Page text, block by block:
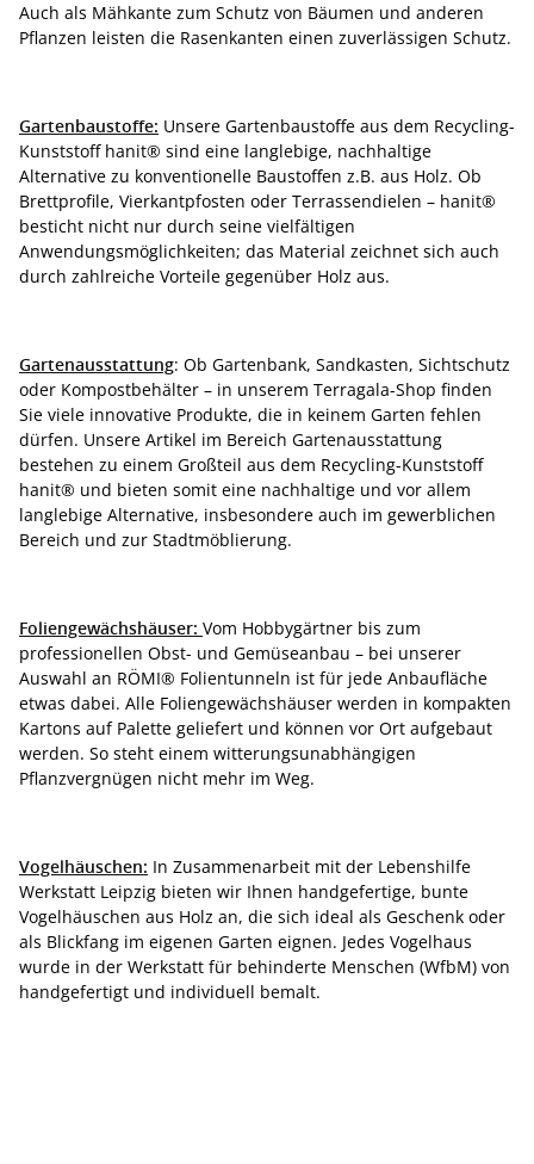
Auch als Mähkante zum Schutz von Bäumen und anderen
Pflanzen leisten die Rasenkanten einen zuverlässigen Schutz.
Gartenbaustoffe: Unsere Gartenbaustoffe aus dem Recycling-
Kunststoff hanit® sind eine langlebige, nachhaltige
Alternative zu konventionelle Baustoffen z.B. aus Holz. Ob
Brettprofile, Vierkantpfosten oder Terrassendielen – hanit®
besticht nicht nur durch seine vielfältigen
Anwendungsmöglichkeiten; das Material zeichnet sich auch
durch zahlreiche Vorteile gegenüber Holz aus.
Gartenausstattung: Ob Gartenbank, Sandkasten, Sichtschutz
oder Kompostbehälter – in unserem Terragala-Shop finden
Sie viele innovative Produkte, die in keinem Garten fehlen
dürfen. Unsere Artikel im Bereich Gartenausstattung
bestehen zu einem Großteil aus dem Recycling-Kunststoff
hanit® und bieten somit eine nachhaltige und vor allem
langlebige Alternative, insbesondere auch im gewerblichen
Bereich und zur Stadtmöblierung.
Foliengewächshäuser: Vom Hobbygärtner bis zum
professionellen Obst- und Gemüseanbau – bei unserer
Auswahl an RÖMI® Folientunneln ist für jede Anbaufläche
etwas dabei. Alle Foliengewächshäuser werden in kompakten
Kartons auf Palette geliefert und können vor Ort aufgebaut
werden. So steht einem witterungsunabhängigen
Pflanzvergnügen nicht mehr im Weg.
Vogelhäuschen: In Zusammenarbeit mit der Lebenshilfe
Werkstatt Leipzig bieten wir Ihnen handgefertige, bunte
Vogelhäuschen aus Holz an, die sich ideal als Geschenk oder
als Blickfang im eigenen Garten eignen. Jedes Vogelhaus
wurde in der Werkstatt für behinderte Menschen (WfbM) von
handgefertigt und individuell bemalt.